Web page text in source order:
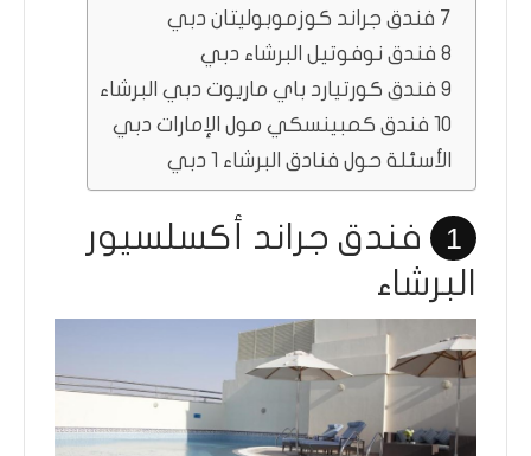
7 فندق جراند كوزموبوليتان دبي
8 فندق نوفوتيل البرشاء دبي
9 فندق كورتيارد باي ماريوت دبي البرشاء
10 فندق كمبينسكي مول الإمارات دبي
الأسئلة حول فنادق البرشاء 1 دبي
1
فندق جراند أكسلسيور
البرشاء